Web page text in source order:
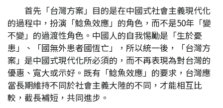
首先「台灣方案」目的是在中國式社會主義現代化
的過程中，扮演「鯰魚效應」的角色，而不是50年「變
不變」的過渡性角色。中國人的自我惕勵是「生於憂
患」、「國無外患者國恆亡」，所以統一後，「台灣方
案」是中國式現代化所必須的，而不再表現為對台灣的
優惠、寬大或示好。既有「鯰魚效應」的要求，台灣應
當長期維持不同於社會主義大陸的不同，才能相互比
較，截長補短，共同進步。